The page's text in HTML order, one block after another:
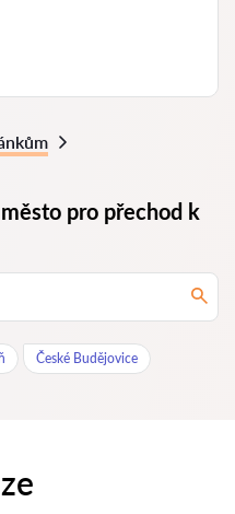
pro přechod k
České Budějovice